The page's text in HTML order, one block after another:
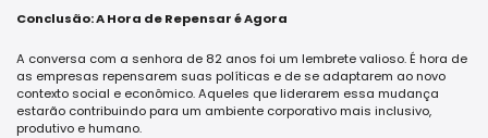
Conclusão: A Hora de Repensar é Agora
A conversa com a senhora de 82 anos foi um lembrete valioso. É hora de
as empresas repensarem suas políticas e de se adaptarem ao novo
contexto social e econômico. Aqueles que liderarem essa mudança
estarão contribuindo para um ambiente corporativo mais inclusivo,
produtivo e humano.